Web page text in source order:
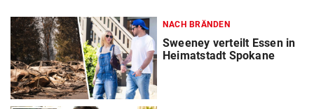
NACH BRÄNDEN
Sweeney verteilt Essen in
Heimatstadt Spokane